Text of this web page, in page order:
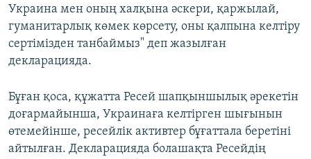
Украина мен оның халқына әскери, қаржылай,
гуманитарлық көмек көрсету, оны қалпына келтіру
сертімізден танбаймыз" деп жазылған
декларацияда.
Бұған қоса, құжатта Ресей шапқыншылық әрекетін
доғармайынша, Украинаға келтірген шығынын
өтемейінше, ресейлік активтер бұғаттала беретіні
айтылған. Декларацияда болашақта Ресейдің